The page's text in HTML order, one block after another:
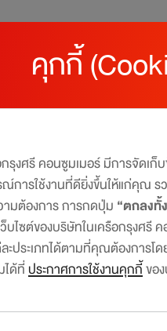
กดถูกใจโปรโมชั่นเพื่อติดตามโ
คุกกี้
กรุงศรี คอนซูมเมอร์ มีการจัดเ
การใช้งานที่ดียิ่งขึ้นให้แก่คุณ ร
มต้องการ การกดปุ่ม “ตกลงทั้
ว็บไซต์ของบริษัทในเครือกรุงศ
ประเภทได้ตามที่คุณต้องการโ
ได้ที่ ประกาศการใช้งานคุกกี้ขอ